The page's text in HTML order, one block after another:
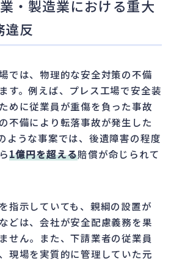
・製造業における重大
違反
では、物理的な安全対策の不備
す。例えば、プレス工場で安全装
めに従業員が重傷を負った事故
不備により転落事故が発生した
ような事案では、後遺障害の程度
1億円を超える賠償が命じられて
指示していても、親綱の設置が
どは、会社が安全配慮義務を果
せん。また、下請業者の従業員
現場を実質的に管理していた元